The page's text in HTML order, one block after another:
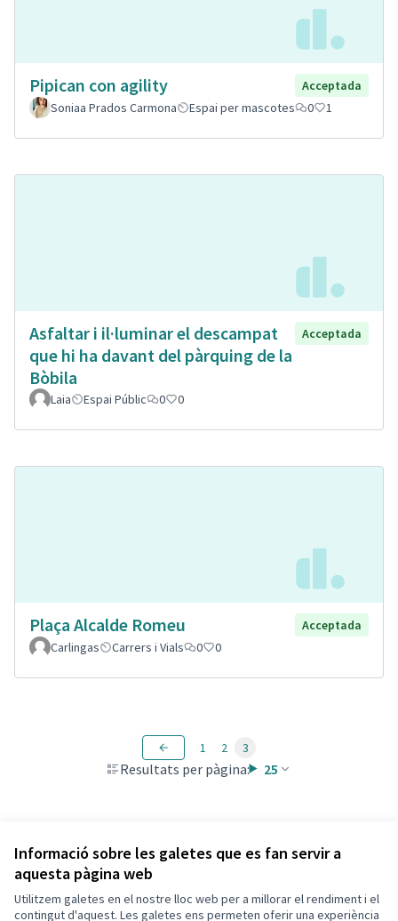
Informació sobre les galetes que es fan servir a
aquesta pàgina web
Utilitzem galetes en el nostre lloc web per a millorar el rendiment i el
contingut d'aquest. Les galetes ens permeten oferir una experiència
Pipican con agility
Acceptada
Soniaa Prados Carmona
Espai per mascotes 0 1
Asfaltar i il·luminar el descampat
que hi ha davant del pàrquing de la
Bòbila
Acceptada
Laia Espai Públic 0 0
Plaça Alcalde Romeu
Acceptada
Carlingas
Carrers i Vials 0 0
Resultats per pàgina: 25
1 2 3
Veure totes les propostes retirades
Termes i condicions d'ús